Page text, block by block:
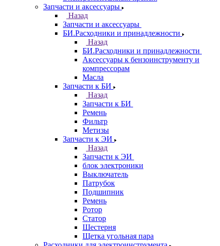
Запчасти и аксессуары
Назад
Запчасти и аксессуары
БИ.Расходники и принадлежности
Назад
БИ.Расходники и принадлежности
Аксессуары к бензоинструменту и
компрессорам
Масла
Запчасти к БИ
Назад
Запчасти к БИ
Ремень
Фильтр
Метизы
Запчасти к ЭИ
Назад
Запчасти к ЭИ
блок электроники
Выключатель
Патрубок
Подшипник
Ремень
Ротор
Статор
Шестерня
Щетка угольная пара